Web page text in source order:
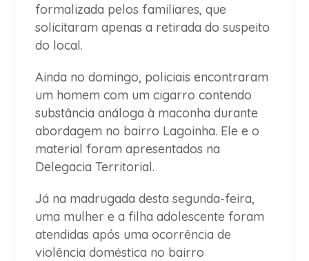
formalizada pelos familiares, que
solicitaram apenas a retirada do suspeito
do local.
Ainda no domingo, policiais encontraram
um homem com um cigarro contendo
substância análoga à maconha durante
abordagem no bairro Lagoinha. Ele e o
material foram apresentados na
Delegacia Territorial.
Já na madrugada desta segunda-feira,
uma mulher e a filha adolescente foram
atendidas após uma ocorrência de
violência doméstica no bairro